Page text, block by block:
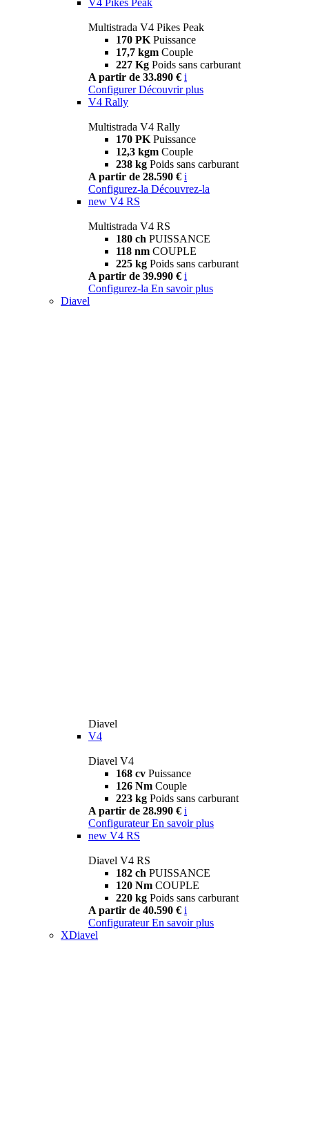
Multistrada V4 Pikes Peak
170 PK Puissance
17,7 kgm Couple
227 Kg Poids sans carburant
A partir de 33.890 € i
Configurer Découvrir plus
V4 Rally
Multistrada V4 Rally
170 PK Puissance
12,3 kgm Couple
238 kg Poids sans carburant
A partir de 28.590 € i
Configurez-la Découvrez-la
new V4 RS
Multistrada V4 RS
180 ch PUISSANCE
118 nm COUPLE
225 kg Poids sans carburant
A partir de 39.990 € i
Configurez-la En savoir plus
Diavel
Diavel
V4
Diavel V4
168 cv Puissance
126 Nm Couple
223 kg Poids sans carburant
A partir de 28.990 € i
Configurateur En savoir plus
new V4 RS
Diavel V4 RS
182 ch PUISSANCE
120 Nm COUPLE
220 kg Poids sans carburant
A partir de 40.590 € i
Configurateur En savoir plus
XDiavel